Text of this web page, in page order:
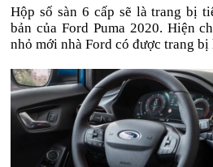
Hộp số sàn 6 cấp sẽ là trang bị
bản của Ford Puma 2020. Hiện
nhỏ mới nhà Ford có được trang